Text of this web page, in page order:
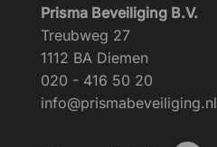
Prisma Beveiliging B.V.
Treubweg 27
1112 BA Diemen
020 - 416 50 20
info@prismabeveiliging.nl